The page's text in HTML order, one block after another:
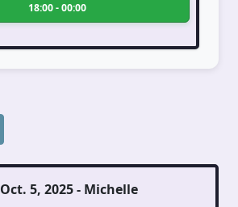
18:00 - 00:00
Oct. 5, 2025 - Michelle